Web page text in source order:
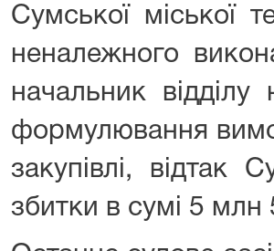
Сумської міської
неналежного
начальник
формулювання
закупівлі, відтак
збитки в сумі 5 млн